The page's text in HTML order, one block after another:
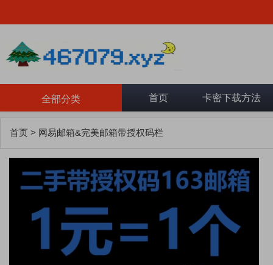
全部分类 首页 卡密下载方法
首页 > 网易邮箱&完美邮箱带授权码栏